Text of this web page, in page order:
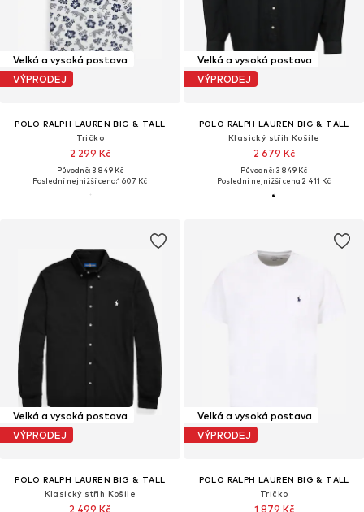
Velká a vysoká postava
VÝPRODEJ
POLO RALPH LAUREN BIG & TALL
Tričko
2 299 Kč
Původně: 3 849 Kč
Poslední nejnižší cena:1 607 Kč
Velká a vysoká postava
VÝPRODEJ
POLO RALPH LAUREN BIG & TALL
Klasický střih Košile
2 679 Kč
Původně: 3 849 Kč
Poslední nejnižší cena:2 411 Kč
Velká a vysoká postava
VÝPRODEJ
POLO RALPH LAUREN BIG & TALL
Klasický střih Košile
2 499 Kč
Velká a vysoká postava
VÝPRODEJ
POLO RALPH LAUREN BIG & TALL
Tričko
1 879 Kč